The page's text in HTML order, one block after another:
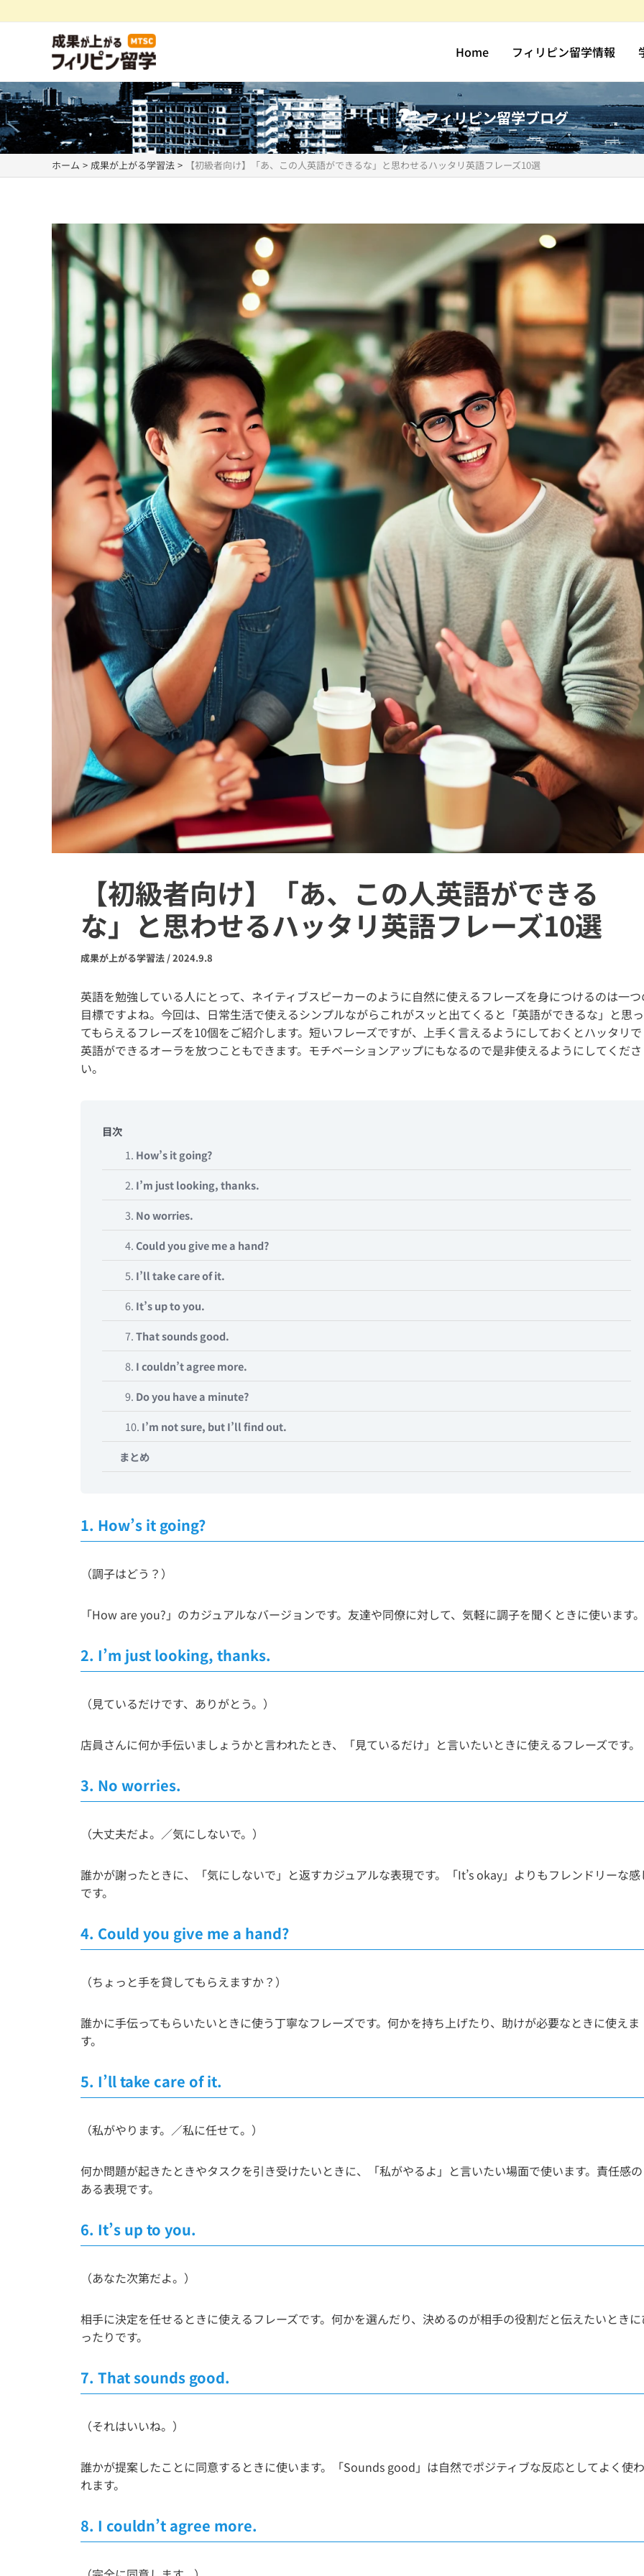
容
キ
ッ
プ
Home フィリピン留学情報
フィリピン留学ブログ
ホーム 成果が上がる学習法 【初級者向け】「あ、この人英語ができるな」と思わせるハッタリ英語フレーズ10選
【初級者向け】「あ、この人英語ができる
な」と思わせるハッタリ英語フレーズ10選
成果が上がる学習法 /2024.9.8
英語を勉強している人にとって、ネイティブスピーカーのように自然に使えるフレーズを身につけるのは一
目標ですよね。今回は、日常生活で使えるシンプルながらこれがスッと出てくると「英語ができるな」と思っ
てもらえるフレーズを10個をご紹介します。短いフレーズですが、上手く言えるようにしておくとハッタリで
英語ができるオーラを放つこともできます。モチベーションアップにもなるので是非使えるようにしてくださ
い。
目次
1. How’s it going?
2. I’m just looking, thanks.
3. No worries.
4.Could you give me a hand?
5. I’ll take care of it.
6. It’s up to you.
7.That sounds good.
8. I couldn’t agree more.
9. Do you have a minute?
10. I’m not sure, but I’ll find out.
まとめ
1. How’s it going?
（調子はどう？）
「How are you?」のカジュアルなバージョンです。友達や同僚に対して、気軽に調子を聞くときに使います。
2. I’m just looking, thanks.
（見ているだけです、ありがとう。）
店員さんに何か手伝いましょうかと言われたとき、「見ているだけ」と言いたいときに使えるフレーズです。
3. No worries.
（大丈夫だよ。／気にしないで。）
誰かが謝ったときに、「気にしないで」と返すカジュアルな表現です。「It’s okay」よりもフレンドリーな感
です。
4. Could you give me a hand?
（ちょっと手を貸してもらえますか？）
誰かに手伝ってもらいたいときに使う丁寧なフレーズです。何かを持ち上げたり、助けが必要なときに使えま
す。
5. I’ll take care of it.
（私がやります。／私に任せて。）
何か問題が起きたときやタスクを引き受けたいときに、「私がやるよ」と言いたい場面で使います。責任感の
ある表現です。
6. It’s up to you.
（あなた次第だよ。）
相手に決定を任せるときに使えるフレーズです。何かを選んだり、決めるのが相手の役割だと伝えたいとき
ったりです。
7. That sounds good.
（それはいいね。）
誰かが提案したことに同意するときに使います。「Sounds good」は自然でポジティブな反応としてよく使わ
れます。
8. I couldn’t agree more.